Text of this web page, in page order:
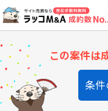
この案件は
条